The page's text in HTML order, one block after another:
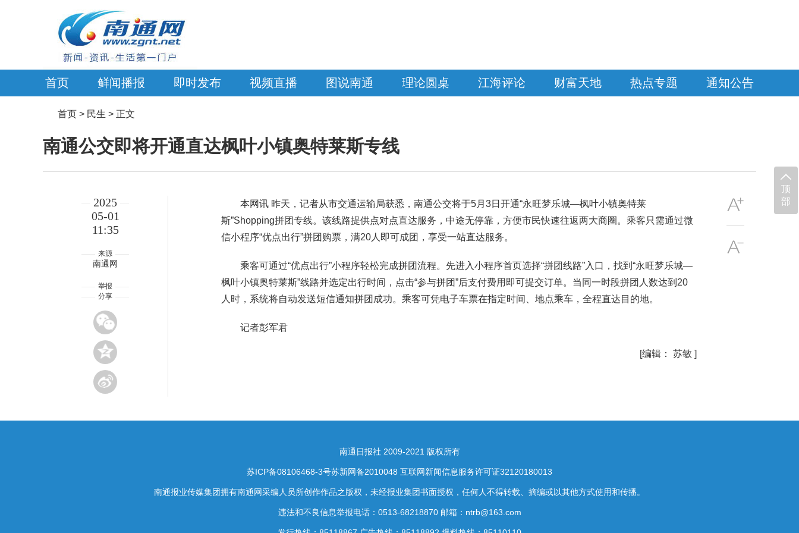
顶
部
首页 鲜闻播报 即时发布 视频直播 图说南通 理论圆桌 江海评论 财富天地 热点专题 通知公告
首页 > 民生 > 正文
南通公交即将开通直达枫叶小镇奥特莱斯专线
2025
05-01
11:35
来源
南通网
举报
分享
本网讯 昨天，记者从市交通运输局获悉，南通公交将于5月3日开通“永旺梦乐城—枫叶小镇奥特莱
斯”Shopping拼团专线。该线路提供点对点直达服务，中途无停靠，方便市民快速往返两大商圈。乘客只需通过微
信小程序“优点出行”拼团购票，满20人即可成团，享受一站直达服务。
乘客可通过“优点出行”小程序轻松完成拼团流程。先进入小程序首页选择“拼团线路”入口，找到“永旺梦乐城—
枫叶小镇奥特莱斯”线路并选定出行时间，点击“参与拼团”后支付费用即可提交订单。当同一时段拼团人数达到20
人时，系统将自动发送短信通知拼团成功。乘客可凭电子车票在指定时间、地点乘车，全程直达目的地。
记者彭军君
[编辑： 苏敏 ]
南通日报社 2009-2021 版权所有
苏ICP备08106468-3号苏新网备2010048 互联网新闻信息服务许可证32120180013
南通报业传媒集团拥有南通网采编人员所创作作品之版权，未经报业集团书面授权，任何人不得转载、摘编或以其他方式使用和传播。
违法和不良信息举报电话：0513-68218870 邮箱：ntrb@163.com